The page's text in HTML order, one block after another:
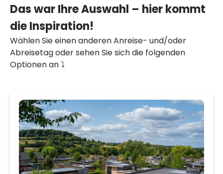
Das war Ihre Auswahl – hier kommt
die Inspiration!
Wählen Sie einen anderen Anreise- und/oder
Abreisetag oder sehen Sie sich die folgenden
Optionen an ⤵️